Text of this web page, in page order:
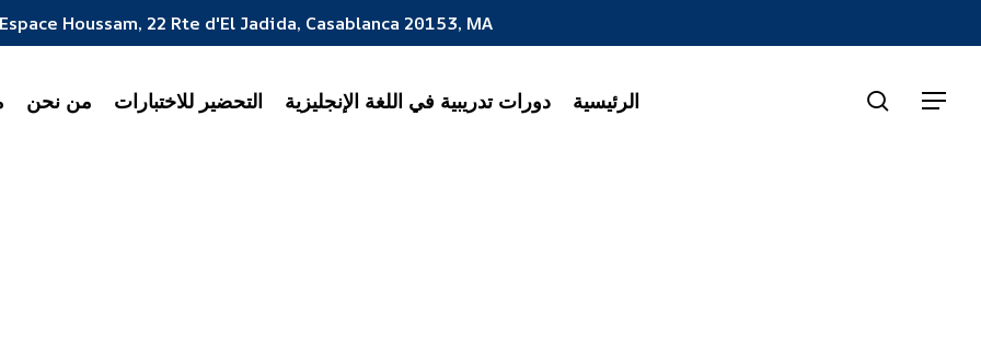
Espace Houssam, 22 Rte d'El Jadida, Casablanca 20153, MA
من نحن التحضير للاختبارات دورات تدريبية في اللغة الإنجليزية الرئيسية search
Menu